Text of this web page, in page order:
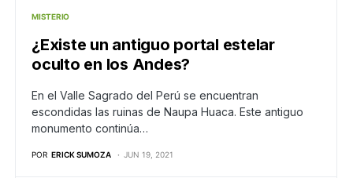
MISTERIO
¿Existe un antiguo portal estelar
oculto en los Andes?
En el Valle Sagrado del Perú se encuentran
escondidas las ruinas de Naupa Huaca. Este antiguo
monumento continúa…
POR ERICK SUMOZA JUN 19, 2021